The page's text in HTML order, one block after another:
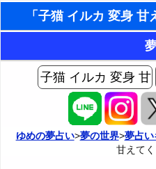
タロ
AIゆめの夢占いチャット
ヨセフの夢占い
夢占い掲示板
ゆめの夢占い>夢の世界>夢占い
甘えて